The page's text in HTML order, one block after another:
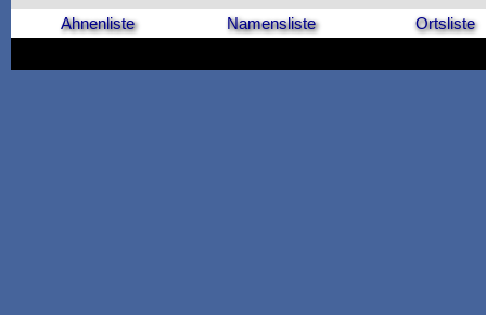
Ahnenliste Namensliste Ortsliste